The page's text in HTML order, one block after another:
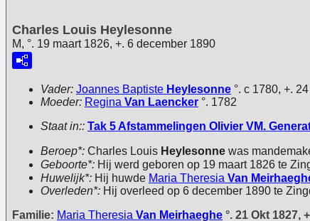
Charles Louis Heylesonne
M, °. 19 maart 1826, +. 6 december 1890
Vader: Joannes Baptiste Heylesonne °. c 1780, +.
Moeder: Regina Van Laencker °. 1782
Staat in:: Tak 5 Afstammelingen Olivier VM.
Beroep*: Charles Louis Heylesonne was
Geboorte*: Hij werd geboren op 19 maart 1826 te
Huwelijk*: Hij huwde Maria Theresia Van
Overleden*: Hij overleed op 6 december 1890 te
Familie: Maria Theresia Van Meirhaeghe °. 21 Okt 1827,